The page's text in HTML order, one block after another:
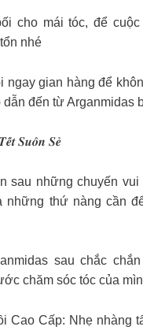
cho mái tóc, để
nhé
ngay gian hàng để
đến từ Arganmidas
𝑺𝒖𝒐̂𝒏 𝑺𝒆̉
sau những chuyến
những thứ nàng cần
sau chắc
chăm sóc tóc của
Cao Cấp: Nhẹ nhàng